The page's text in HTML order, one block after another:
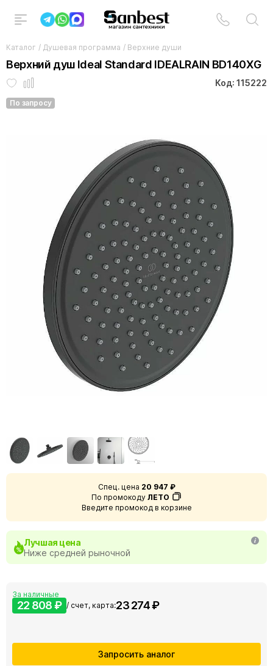
Каталог / Душевая программа / Верхние души
Верхний душ Ideal Standard IDEALRAIN BD140XG
Код: 115222
По запросу
Спец. цена 20 947 ₽
По промокоду ЛЕТО
Введите промокод в корзине
Лучшая цена
Ниже средней рыночной
За наличные
22 808 ₽ / счет, карта:23 274 ₽
Запросить аналог